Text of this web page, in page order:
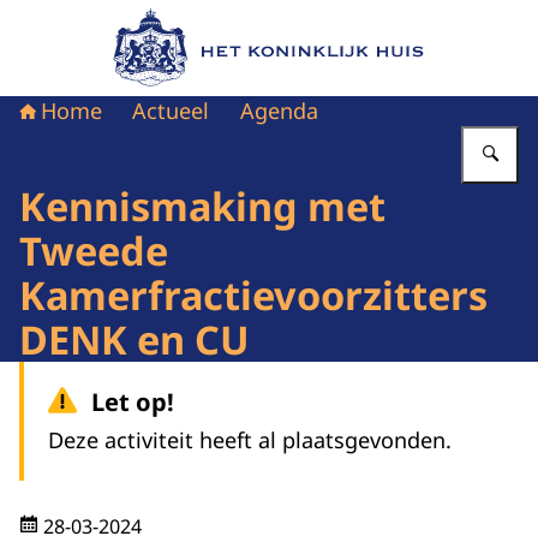
Naar de homepage van Het Koninklijk Huis
Home Actueel Agenda
Kennismaking met
Tweede
Kamerfractievoorzitters
DENK en CU
Let op!
Deze activiteit heeft al plaatsgevonden.
28-03-2024